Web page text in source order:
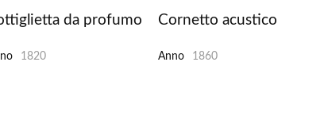
da profumo
1820
Cornetto acustico
Anno 1860